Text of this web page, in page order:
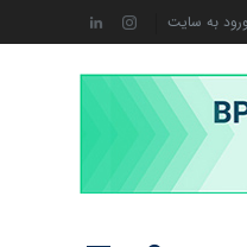
ورود به سایت